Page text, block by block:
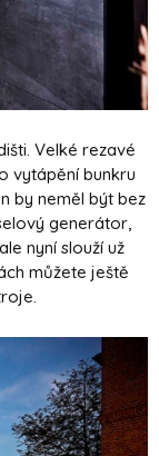
Velké rezavé
vytápění bunkru
by neměl být bez
generátor,
nyní slouží už
můžete ještě